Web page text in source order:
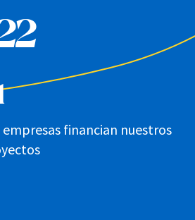
empresas financian nuestros